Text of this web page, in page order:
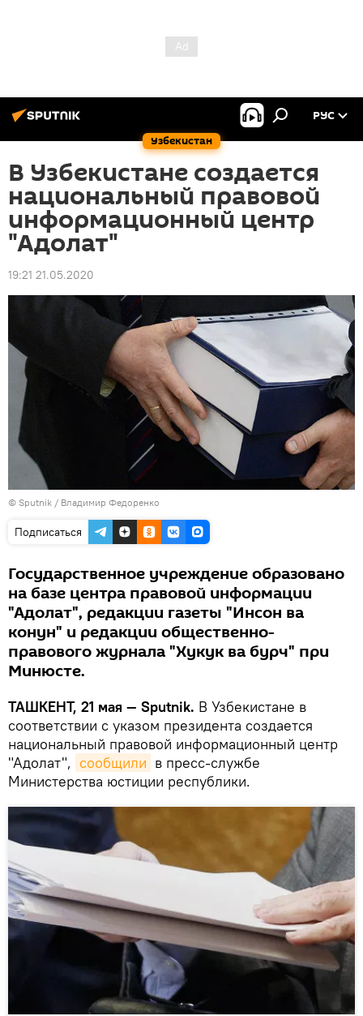
Узбекистан
РУС
В Узбекистане создается
национальный правовой
информационный центр
"Адолат"
19:21 21.05.2020
© Sputnik / Владимир Федоренко
Подписаться
Государственное учреждение образовано
на базе центра правовой информации
"Адолат", редакции газеты "Инсон ва
конун" и редакции общественно-
правового журнала "Хукук ва бурч" при
Минюсте.
ТАШКЕНТ, 21 мая — Sputnik. В Узбекистане в
соответствии с указом президента создается
национальный правовой информационный центр
"Адолат", сообщили в пресс-службе
Министерства юстиции республики.